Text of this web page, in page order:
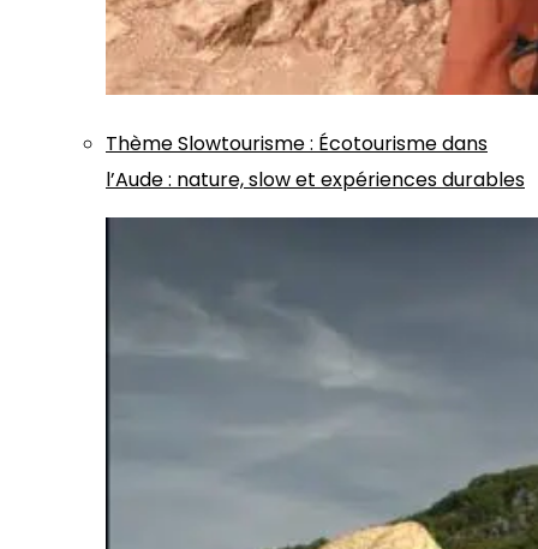
ThèmeSlowtourisme: Écotourisme dans
l’Aude : nature, slow et expériences durables